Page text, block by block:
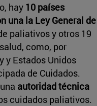
hay 10 países
una la Ley General de
paliativos y otros 19
como, por
y Estados Unidos
de Cuidados.
autoridad técnica
cuidados paliativos.